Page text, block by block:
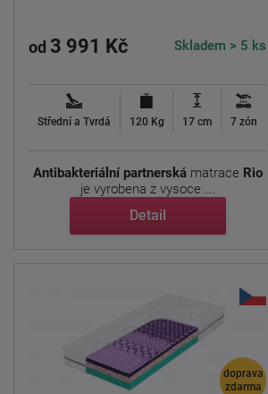
od 3 991 Kč Skladem > 5 ks
Střední a Tvrdá 120 Kg 17 cm 7 zón
Antibakteriální partnerskámatrace Rio
je vyrobena z vysoce ...
Detail
doprava
zdarma